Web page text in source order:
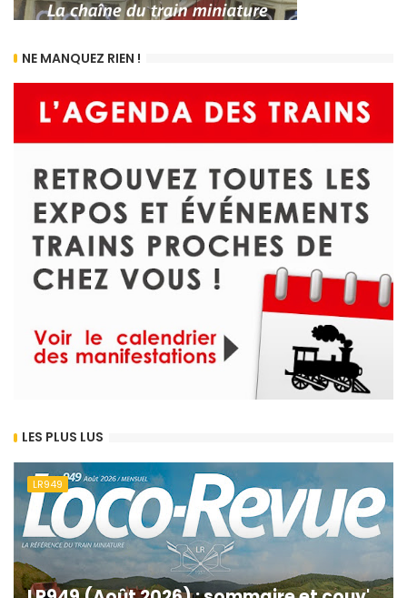
NE MANQUEZ RIEN !
LES PLUS LUS
LR949